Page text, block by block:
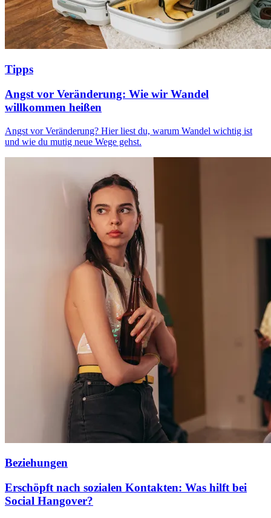
Tipps
Angst vor Veränderung: Wie wir Wandel
willkommen heißen
Angst vor Veränderung? Hier liest du, warum Wandel wichtig ist
und wie du mutig neue Wege gehst.
Beziehungen
Erschöpft nach sozialen Kontakten: Was hilft bei
Social Hangover?